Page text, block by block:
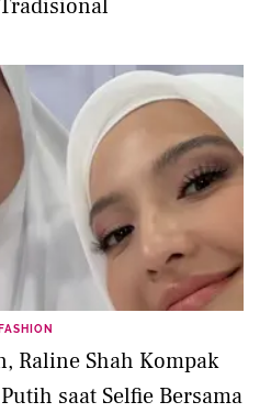
FASHION
Raline Shah Kompak
saat Selfie Bersama